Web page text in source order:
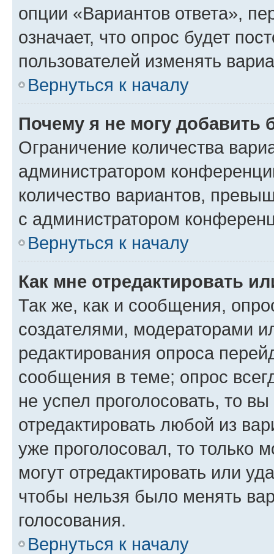
опции «Вариантов ответа»,
означает, что опрос будет
пользователей изменять
Вернуться к началу
Почему я не могу добавить
Ограничение количества
администратором
количество вариантов,
с администратором
Вернуться к началу
Как мне отредактировать
Так же, как и сообщения,
создателями, модераторами
редактирования опроса
сообщения в теме; опрос
не успел проголосовать, то
отредактировать любой из
уже проголосовал, то только
могут отредактировать или
чтобы нельзя было менять
голосования.
Вернуться к началу